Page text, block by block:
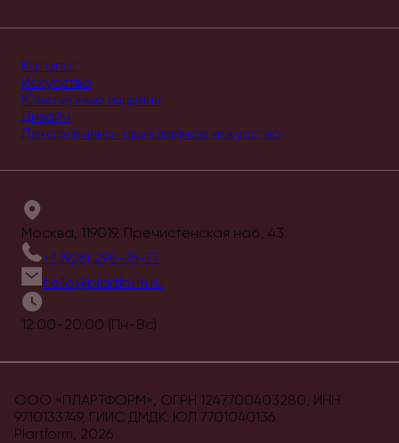
Каталог
Искусство
Ювелирные изделия
Дизайн
Декоративно-прикладное искусство
Москва, 119019, Пречистенская наб., 43
+7 (926) 298-76-77
hello@plartform.ru
12:00-20:00 (Пн-Вс)
ООО «ПЛАРТФОРМ», ОГРН 1247700403280, ИНН
9710133749, ГИИС ДМДК: ЮЛ 7701040136
Plartform, 2026